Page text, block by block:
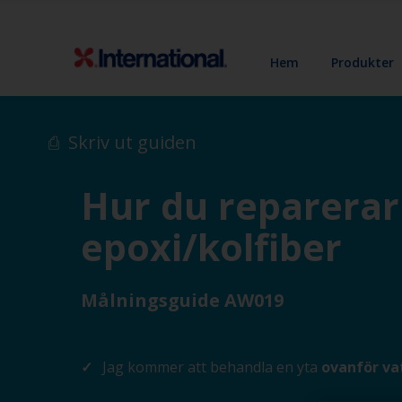
Hem Produkter
Skriv ut guiden
Hur du
epoxi/kolfiber
Målningsguide AW019
Jag kommer att behandla en yta ovanför